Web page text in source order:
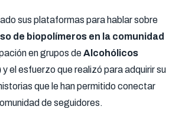
sus plataformas para hablar sobre
de biopolímeros en la comunidad
en grupos deAlcohólicos
y el esfuerzo que realizó para adquirir su
que le han permitido conectar
de seguidores.